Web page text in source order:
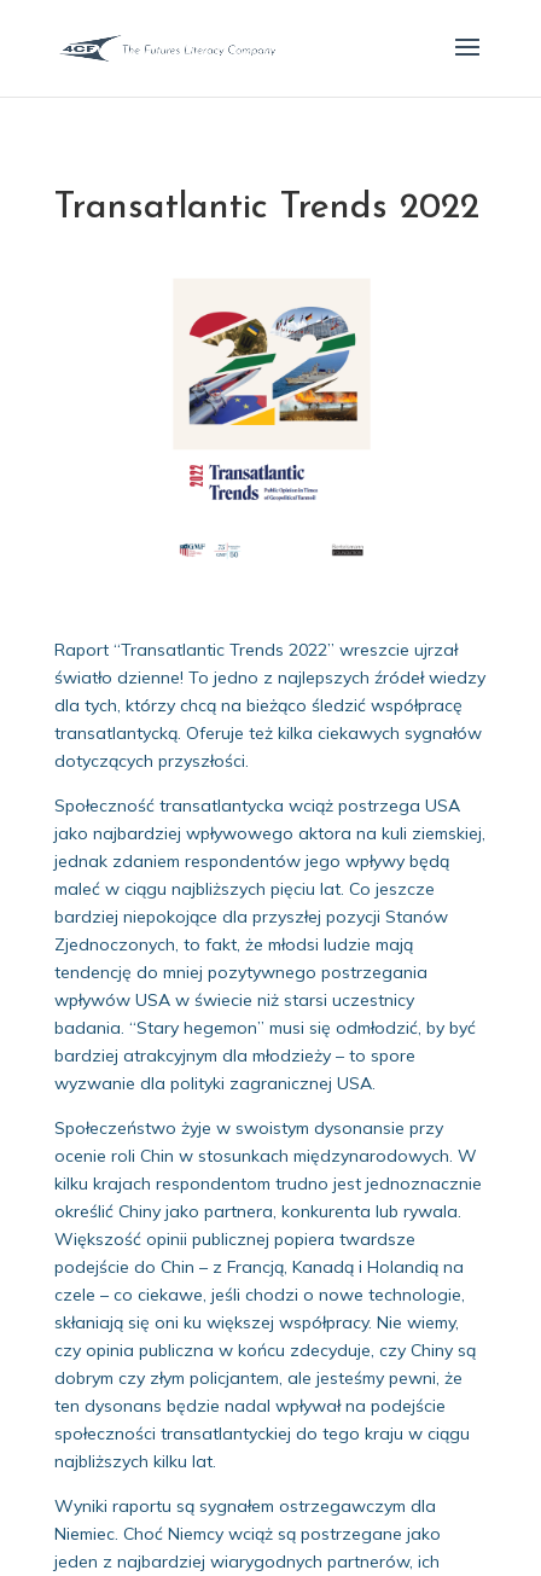
Transatlantic Trends 2022
Raport “Transatlantic Trends 2022” wreszcie ujrzał
światło dzienne! To jedno z najlepszych źródeł wiedzy
dla tych, którzy chcą na bieżąco śledzić współpracę
transatlantycką. Oferuje też kilka ciekawych sygnałów
dotyczących przyszłości.
Społeczność transatlantycka wciąż postrzega USA
jako najbardziej wpływowego aktora na kuli ziemskiej,
jednak zdaniem respondentów jego wpływy będą
maleć w ciągu najbliższych pięciu lat. Co jeszcze
bardziej niepokojące dla przyszłej pozycji Stanów
Zjednoczonych, to fakt, że młodsi ludzie mają
tendencję do mniej pozytywnego postrzegania
wpływów USA w świecie niż starsi uczestnicy
badania. “Stary hegemon” musi się odmłodzić, by być
bardziej atrakcyjnym dla młodzieży – to spore
wyzwanie dla polityki zagranicznej USA.
Społeczeństwo żyje w swoistym dysonansie przy
ocenie roli Chin w stosunkach międzynarodowych. W
kilku krajach respondentom trudno jest jednoznacznie
określić Chiny jako partnera, konkurenta lub rywala.
Większość opinii publicznej popiera twardsze
podejście do Chin – z Francją, Kanadą i Holandią na
czele – co ciekawe, jeśli chodzi o nowe technologie,
skłaniają się oni ku większej współpracy. Nie wiemy,
czy opinia publiczna w końcu zdecyduje, czy Chiny są
dobrym czy złym policjantem, ale jesteśmy pewni, że
ten dysonans będzie nadal wpływał na podejście
społeczności transatlantyckiej do tego kraju w ciągu
najbliższych kilku lat.
Wyniki raportu są sygnałem ostrzegawczym dla
Niemiec. Choć Niemcy wciąż są postrzegane jako
jeden z najbardziej wiarygodnych partnerów, ich